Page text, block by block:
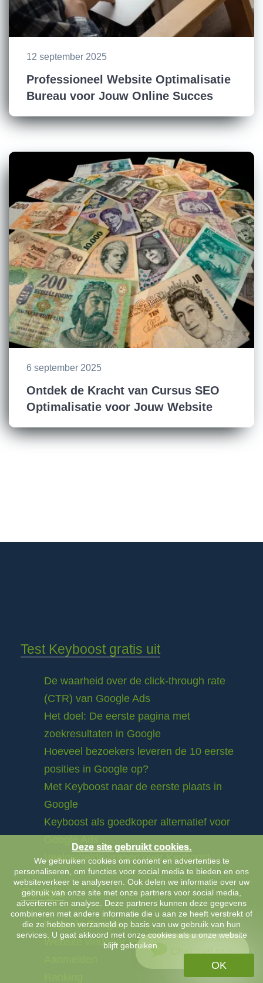
12 september 2025
Professioneel Website Optimalisatie
Bureau voor Jouw Online Succes
6 september 2025
Ontdek de Kracht van Cursus SEO
Optimalisatie voor Jouw Website
Test Keyboost gratis uit
De waarheid over de click-through rate
(CTR) van Google Ads
Het doel: De eerste pagina met
zoekresultaten in Google
Hoeveel bezoekers leveren de 10 eerste
posities in Google op?
Met Keyboost naar de eerste plaats in
Google
Keyboost als goedkoper alternatief voor
Veelgestelde vragen over Keyboost
Google
Hoger in Google
Website vindbaar maken
Chat met ons
Deze site gebruikt cookies.
We gebruiken cookies om content en advertenties te
personaliseren, om functies voor social media te bieden en ons
websiteverkeer te analyseren. Ook delen we informatie over uw
gebruik van onze site met onze partners voor social media,
adverteren en analyse. Deze partners kunnen deze gegevens
combineren met andere informatie die u aan ze heeft verstrekt of
die ze hebben verzameld op basis van uw gebruik van hun
services. U gaat akkoord met onze cookies als u onze website
blijft gebruiken.
OK